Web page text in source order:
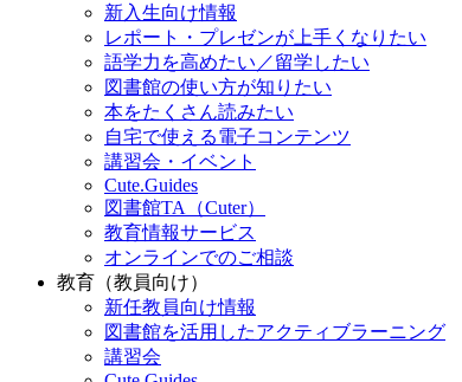
新入生向け情報
レポート・プレゼンが上手くなりたい
語学力を高めたい／留学したい
図書館の使い方が知りたい
本をたくさん読みたい
自宅で使える電子コンテンツ
講習会・イベント
Cute.Guides
図書館TA（Cuter）
教育情報サービス
オンラインでのご相談
教育（教員向け）
新任教員向け情報
図書館を活用したアクティブラーニング
講習会